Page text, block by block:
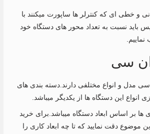
و خطی ای که کنترلر ها ساپورت میکنند با
باید نسبت به تعداد محور های دستگاه خود
نماییم.
سی
مدل و انواع مختلفی دارند.دسته بندی های
انواع این دستگاه ها از یکدیگر میباشد.
ها بر اساس ابعاد دستگاه میباشد.برای خرید
موضوع دقت نمایید که تا چه ابعاد کاری را